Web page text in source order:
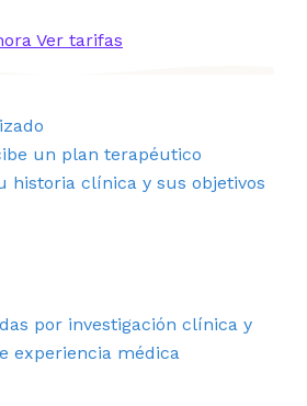
Ver tarifas
un plan terapéutico
historia clínica y sus objetivos
por investigación clínica y
experiencia médica